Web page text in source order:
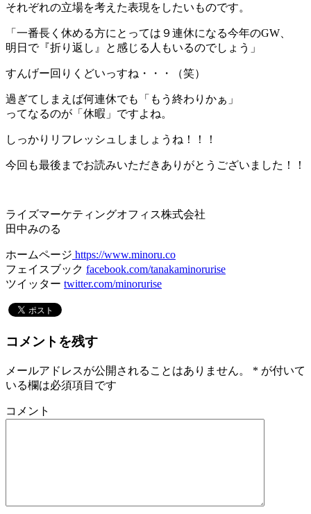
それぞれの立場を考えた表現をしたいものです。
「一番長く休める方にとっては９連休になる今年のGW、
明日で『折り返し』と感じる人もいるのでしょう」
すんげー回りくどいっすね・・・（笑）
過ぎてしまえば何連休でも「もう終わりかぁ」
ってなるのが「休暇」ですよね。
しっかりリフレッシュしましょうね！！！
今回も最後までお読みいただきありがとうございました！！
ライズマーケティングオフィス株式会社
田中みのる
ホームページ https://www.minoru.co
フェイスブック facebook.com/tanakaminorurise
ツイッター twitter.com/minorurise
コメントを残す
メールアドレスが公開されることはありません。 * が付いて
いる欄は必須項目です
コメント